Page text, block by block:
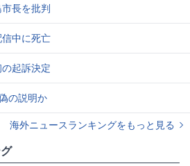
長を批判
中に死亡
起訴決定
の説明か
海外ニュースランキングをもっと見る